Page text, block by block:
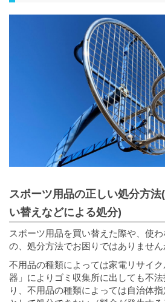
スポーツ用品の正しい処分方
い替えなどによる処分)
スポーツ用品を買い替えた際や、使
の、処分方法でお困りではありません
不用品の種類によっては家電リサイ
器」によりゴミ収集所に出しても不
り、不用品の種類によっては自治体指